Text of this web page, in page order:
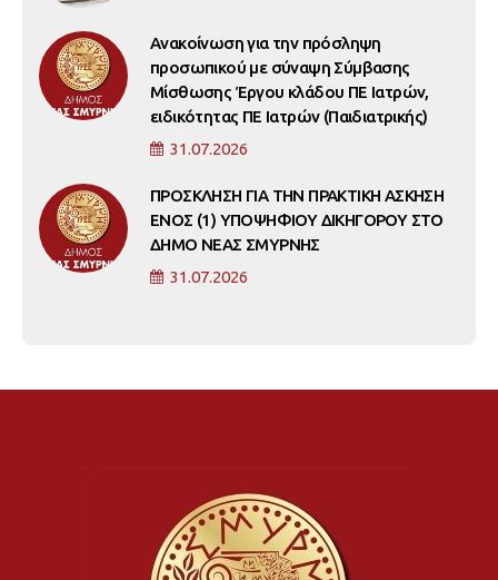
Ανακοίνωση για την πρόσληψη
προσωπικού με σύναψη Σύμβασης
Μίσθωσης Έργου κλάδου ΠΕ Ιατρών,
ειδικότητας ΠΕ Ιατρών (Παιδιατρικής)
31.07.2026
ΠΡΟΣΚΛΗΣΗ ΓΙΑ ΤΗΝ ΠΡΑΚΤΙΚΗ ΑΣΚΗΣΗ
ΕΝΟΣ (1) ΥΠΟΨΗΦΙΟΥ ΔΙΚΗΓΟΡΟΥ ΣΤΟ
ΔΗΜΟ ΝΕΑΣ ΣΜΥΡΝΗΣ
31.07.2026